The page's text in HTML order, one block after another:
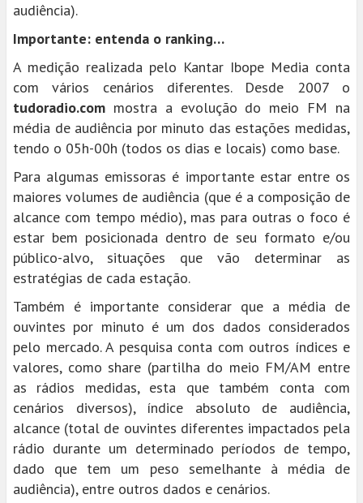
audiência).
Importante: entenda o ranking…
A medição realizada pelo Kantar Ibope Media conta
com vários cenários diferentes. Desde 2007 o
tudoradio.com mostra a evolução do meio FM na
média de audiência por minuto das estações medidas,
tendo o 05h-00h (todos os dias e locais) como base.
Para algumas emissoras é importante estar entre os
maiores volumes de audiência (que é a composição de
alcance com tempo médio), mas para outras o foco é
estar bem posicionada dentro de seu formato e/ou
público-alvo, situações que vão determinar as
estratégias de cada estação.
Também é importante considerar que a média de
ouvintes por minuto é um dos dados considerados
pelo mercado. A pesquisa conta com outros índices e
valores, como share (partilha do meio FM/AM entre
as rádios medidas, esta que também conta com
cenários diversos), índice absoluto de audiência,
alcance (total de ouvintes diferentes impactados pela
rádio durante um determinado períodos de tempo,
dado que tem um peso semelhante à média de
audiência), entre outros dados e cenários.